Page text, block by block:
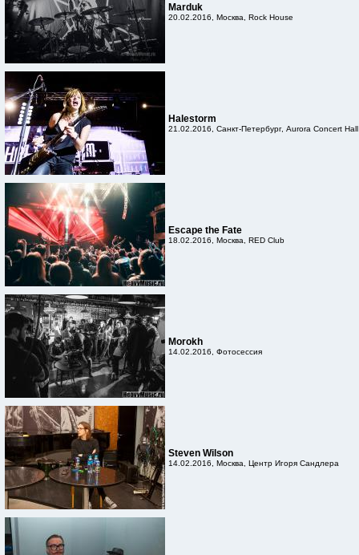
Marduk
20.02.2016, Москва, Rock House
Halestorm
21.02.2016, Санкт-Петербург, Aurora Concert Hall
Escape the Fate
18.02.2016, Москва, RED Club
Morokh
14.02.2016, Фотосессия
Steven Wilson
14.02.2016, Москва, Центр Игоря Сандлера